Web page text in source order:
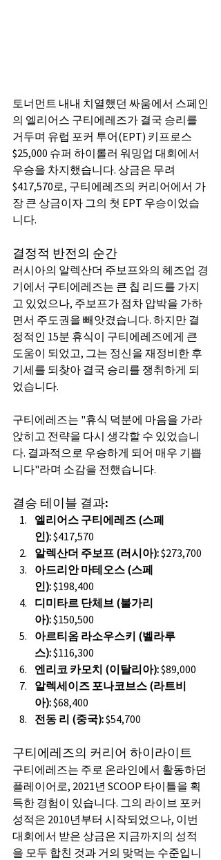
토너먼트 내내 치열했던 싸움에서 스페인
의 엘리어스 구티에레즈가 결국 승리를
거두며 유럽 포커 투어(EPT) 키프로스
$25,000 슈퍼 하이롤러 워밍업 대회에서
우승을 차지했습니다. 상금은 무려
$417,570로, 구티에레즈의 커리어에서 가
장 큰 상금이자 그의 첫 EPT 우승이었습
니다.
결정적 반전의 순간
러시아의 알렉산더 주보프와의 헤즈업 경
기에서 구티에레즈는 큰 칩 리드를 가지
고 있었으나, 주보프가 점차 압박을 가하
면서 주도권을 빼앗겼습니다. 하지만 결
정적인 15분 휴식이 구티에레즈에게 큰
도움이 되었고, 그는 정신을 재정비한 후
기세를 되찾아 결국 승리를 쟁취하게 되
었습니다.
구티에레즈는 "휴식 덕분에 마음을 가라
앉히고 전략을 다시 생각할 수 있었습니
다. 결과적으로 우승하게 되어 매우 기쁩
니다"라며 소감을 전했습니다.
결승 테이블 결과:
엘리어스 구티에레즈 (스페
인): $417,570
알렉산더 주보프 (러시아): $273,700
아드리안 마테오스 (스페
인): $198,400
디미타르 단체브 (불가리
아): $150,500
아르티옴 라소우스키 (벨라루
스): $116,300
엔리코 카모치 (이탈리아): $89,000
알렉세이즈 포나코브스 (라트비
아): $68,400
전동 리 (중국): $54,700
구티에레즈의 커리어 하이라이트
구티에레즈는 주로 온라인에서 활동하던
플레이어로, 2021년 SCOOP 타이틀을 획
득한 경험이 있습니다. 그의 라이브 포커
성적은 2010년부터 시작되었으나, 이번
대회에서 받은 상금은 지금까지의 성적
을 모두 합친 것과 거의 맞먹는 수준입니